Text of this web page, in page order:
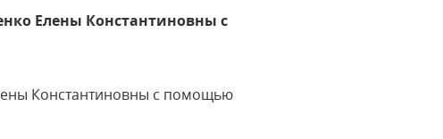
Елены Константиновны с
Константиновны с помощью